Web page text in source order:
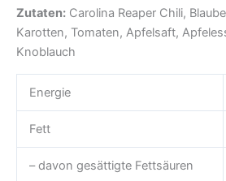
Zutaten: Carolina Reaper Chili,
Karotten, Tomaten, Apfelsaft,
Knoblauch
Energie
Fett
– davon gesättigte Fettsäuren